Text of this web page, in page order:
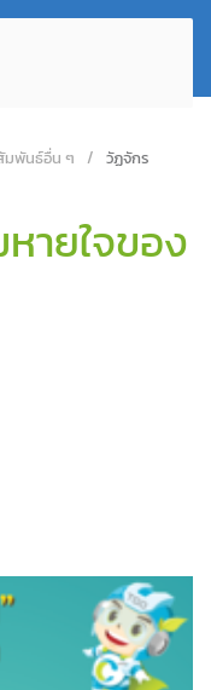
มพันธ์อื่น ๆ
วัฏจักร
ายใจของ